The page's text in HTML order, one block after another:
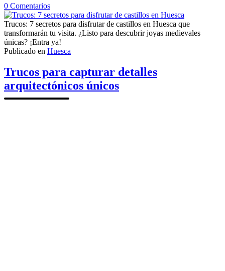
0 Comentariosen
Trucos:
7
secretos
para
disfrutar
castillos
en
Huesca
Trucos: 7 secretos para disfrutar de castillos en Huesca que
transformarán tu visita. ¿Listo para descubrir joyas medievales
únicas? ¡Entra ya!
Publicado en Huesca
Trucos para capturar detalles
arquitectónicos únicos